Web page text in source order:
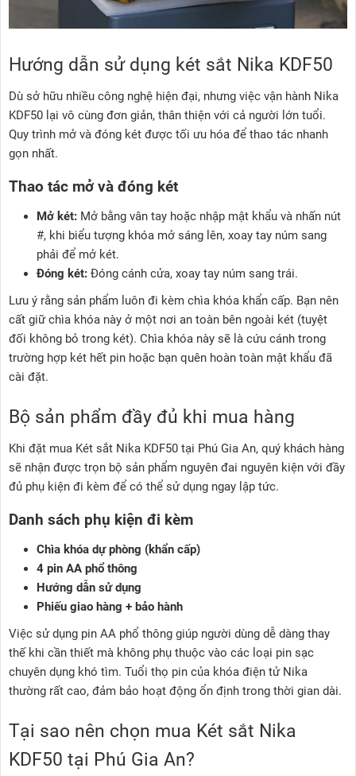
Hướng dẫn sử dụng két sắt Nika KDF50
Dù sở hữu nhiều công nghệ hiện đại, nhưng việc vận hành Nika
KDF50 lại vô cùng đơn giản, thân thiện với cả người lớn tuổi.
Quy trình mở và đóng két được tối ưu hóa để thao tác nhanh
gọn nhất.
Thao tác mở và đóng két
Mở két: Mở bằng vân tay hoặc nhập mật khẩu và nhấn nút
#, khi biểu tượng khóa mở sáng lên, xoay tay núm sang
phải để mở két.
Đóng két: Đóng cánh cửa, xoay tay núm sang trái.
Lưu ý rằng sản phẩm luôn đi kèm chìa khóa khẩn cấp. Bạn nên
cất giữ chìa khóa này ở một nơi an toàn bên ngoài két (tuyệt
đối không bỏ trong két). Chìa khóa này sẽ là cứu cánh trong
trường hợp két hết pin hoặc bạn quên hoàn toàn mật khẩu đã
cài đặt.
Bộ sản phẩm đầy đủ khi mua hàng
Khi đặt mua Két sắt Nika KDF50 tại Phú Gia An, quý khách hàng
sẽ nhận được trọn bộ sản phẩm nguyên đai nguyên kiện với đầy
đủ phụ kiện đi kèm để có thể sử dụng ngay lập tức.
Danh sách phụ kiện đi kèm
Chìa khóa dự phòng (khẩn cấp)
4 pin AA phổ thông
Hướng dẫn sử dụng
Phiếu giao hàng + bảo hành
Việc sử dụng pin AA phổ thông giúp người dùng dễ dàng thay
thế khi cần thiết mà không phụ thuộc vào các loại pin sạc
chuyên dụng khó tìm. Tuổi thọ pin của khóa điện tử Nika
thường rất cao, đảm bảo hoạt động ổn định trong thời gian dài.
Tại sao nên chọn mua Két sắt Nika
KDF50 tại Phú Gia An?